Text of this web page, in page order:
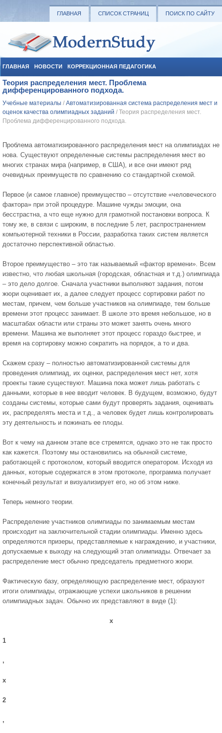
ГЛАВНАЯ СПИСОК СТРАНИЦ ПОИСК ПО САЙТУ
ГЛАВНАЯ НОВОСТИ КОРРЕКЦИОННАЯ ПЕДАГОГИКА
СОЦИАЛЬНАЯ ПЕДАГОГИКА УЧЕБНЫЕ МАТЕРИАЛЫ
Теория распределения мест. Проблема
дифференцированного подхода.
Учебные материалы / Автоматизированная система распределения мест и
оценок качества олимпиадных заданий / Теория распределения мест.
Проблема дифференцированного подхода.
Проблема автоматизированного распределения мест на олимпиадах не
нова. Существуют определенные системы распределения мест во
многих странах мира (например, в США), и все они имеют ряд
очевидных преимуществ по сравнению со стандартной схемой.
Первое (и самое главное) преимущество – отсутствие «человеческого
фактора» при этой процедуре. Машине чужды эмоции, она
бесстрастна, а что еще нужно для грамотной постановки вопроса. К
тому же, в связи с широким, в последние 5 лет, распространением
компьютерной техники в России, разработка таких систем является
достаточно перспективной областью.
Второе преимущество – это так называемый «фактор времени». Всем
известно, что любая школьная (городская, областная и т.д.) олимпиада
– это дело долгое. Сначала участники выполняют задания, потом
жюри оценивает их, а далее следует процесс сортировки работ по
местам, причем, чем больше участников на олимпиаде, тем больше
времени этот процесс занимает. В школе это время небольшое, но в
масштабах области или страны это может занять очень много
времени. Машина же выполняет этот процесс гораздо быстрее, и
время на сортировку можно сократить на порядок, а то и два.
Скажем сразу – полностью автоматизированной системы для
проведения олимпиад, их оценки, распределения мест нет, хотя
проекты такие существуют. Машина пока может лишь работать с
данными, которые в нее вводит человек. В будущем, возможно, будут
созданы системы, которые сами будут проверять задания, оценивать
их, распределять места и т.д., а человек будет лишь контролировать
эту деятельность и пожинать ее плоды.
Вот к чему на данном этапе все стремятся, однако это не так просто
как кажется. Поэтому мы остановились на обычной системе,
работающей с протоколом, который вводится оператором. Исходя из
данных, которые содержатся в этом протоколе, программа получает
конечный результат и визуализирует его, но об этом ниже.
Теперь немного теории.
Распределение участников олимпиады по занимаемым местам
происхо­дит на заключительной стадии олимпиады. Именно здесь
определяются при­зеры, представляемые к награждению, и участники,
допускаемые к выходу на следующий этап олимпиады. Отвечает за
распределение мест обычно пред­седатель предметного жюри.
Фактическую базу, определяющую распределение мест, образуют
итоги олимпиады, отражающие успехи школьников в решении
олимпиадных задач. Обычно их представляют в виде (1):
x
1
,
x
2
,